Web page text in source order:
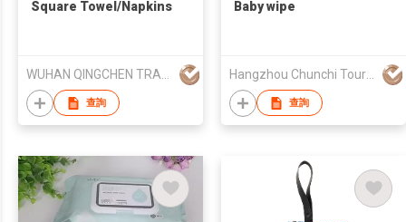
Square Towel/Napkins
查詢
Baby wipe
Hangzhou Chunchi Touring Commodity Co., Ltd.
查詢